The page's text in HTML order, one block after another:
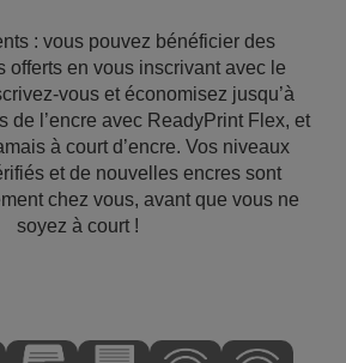
: vous pouvez bénéficier des
offerts en vous inscrivant avec le
vous et économisez jusqu’à
de l’encre avec ReadyPrint Flex, et
à court d’encre. Vos niveaux
et de nouvelles encres sont
chez vous, avant que vous ne
soyez à court !